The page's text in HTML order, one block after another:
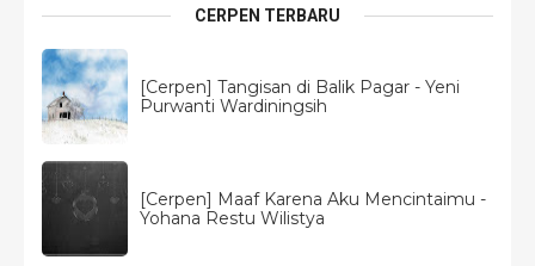
CERPEN TERBARU
[Cerpen] Tangisan di Balik Pagar - Yeni
Purwanti Wardiningsih
[Cerpen] Maaf Karena Aku Mencintaimu -
Yohana Restu Wilistya